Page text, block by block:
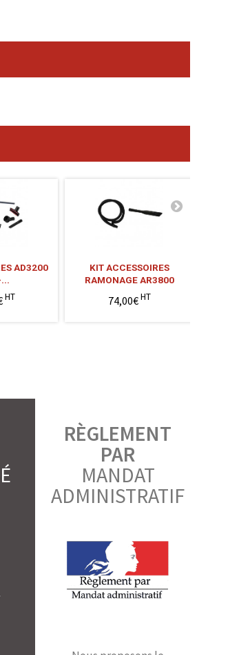
AD3200
HT
KIT ACCESSOIRES
RAMONAGE AR3800
74,00€HT
RÈGLEMENT
PAR
MANDAT
ADMINISTRATIF